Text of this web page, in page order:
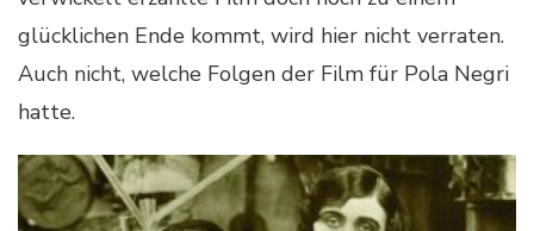
glücklichen Ende kommt, wird hier nicht verraten.
Auch nicht, welche Folgen der Film für Pola Negri
hatte.